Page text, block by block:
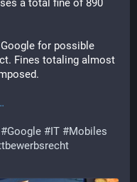
a total fine of 890
for possible
Fines totaling almost
#Google #IT #Mobiles